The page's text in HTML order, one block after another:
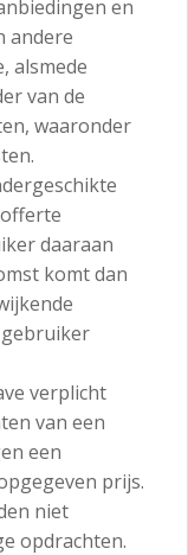
en
andere
alsmede
van de
waaronder
daaraan
komt dan
verplicht
van een
een
prijs.
niet
opdrachten.